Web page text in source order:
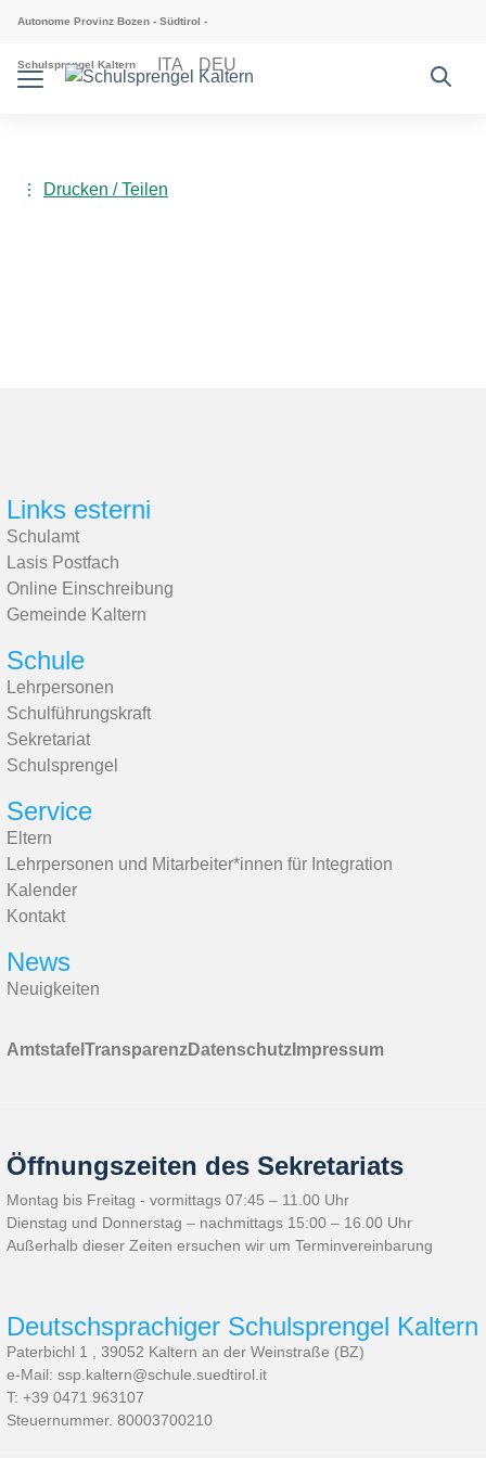
Autonome Provinz Bozen - Südtirol -
Schulsprengel Kaltern ITA DEU
Drucken / Teilen
Links esterni
Schulamt
Lasis Postfach
Online Einschreibung
Gemeinde Kaltern
Schule
Lehrpersonen
Schulführungskraft
Sekretariat
Schulsprengel
Service
Eltern
Lehrpersonen und Mitarbeiter*innen für Integration
Kalender
Kontakt
News
Neuigkeiten
Amtstafel TransparenzDatenschutz Impressum
Öffnungszeiten des Sekretariats
Montag bis Freitag - vormittags 07:45 – 11.00 Uhr
Dienstag und Donnerstag – nachmittags 15:00 – 16.00 Uhr
Außerhalb dieser Zeiten ersuchen wir um Terminvereinbarung
Deutschsprachiger Schulsprengel Kaltern
Paterbichl 1 , 39052 Kaltern an der Weinstraße (BZ)
e-Mail: ssp.kaltern@schule.suedtirol.it
T: +39 0471 963107
Steuernummer. 80003700210